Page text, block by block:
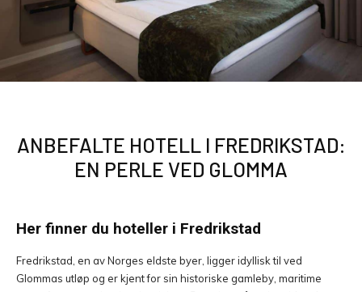
ANBEFALTE HOTELL I FREDRIKSTAD:
EN PERLE VED GLOMMA
Her finner du hoteller i Fredrikstad
Fredrikstad, en av Norges eldste byer, ligger idyllisk til ved
Glommas utløp og er kjent for sin historiske gamleby, maritime